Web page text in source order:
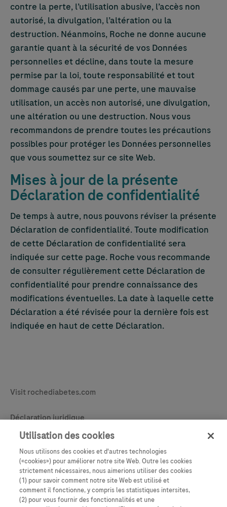
contre la perte, l’utilisation abusive, l’accès non
autorisé, la divulgation, l’altération ou la
destruction. Néanmoins, Roche ne donne aucune
garantie quant à la sécurité de vos Données
personnelles et décline, dans toute la mesure
permise par la loi, toute responsabilité et tout
dommage causés par une perte, une mauvaise
utilisation, un accès non autorisé, une divulgation,
une altération ou une destruction. Nous vous
recommandons de prendre toutes les précautions
possibles pour protéger les Données personnelles
que vous soumettez sur ce site Web.
Mises à jour de la présente
Déclaration de confidentialité
De temps à autre, nous pouvons réviser la présente
Déclaration de confidentialité. Toute modification
de cette Déclaration de confidentialité sera
indiquée sur cette page. Roche vous recommande
de consulter régulièrement cette Déclaration de
confidentialité pour prendre connaissance des
modifications éventuelles. La date à laquelle cette
Déclaration a été révisée pour la dernière fois est
indiquée en haut de cette Déclaration.
Legal & Privacy
Visit rochediabetes.com
Contact
Déclaration juridique
Politique d’usage de cookies
Learn More
Déclaration de confidentialité
Paramètres des cookies
Utilisation des cookies
Nous utilisons des cookies et d'autres technologies
(«cookies») pour améliorer notre site Web. Outre les cookies
strictement nécessaires, nous aimerions utiliser des cookies
(1) pour savoir comment notre site Web est utilisé et
comment il fonctionne, y compris les statistiques intersites,
(2) pour vous fournir des fonctionnalités et une